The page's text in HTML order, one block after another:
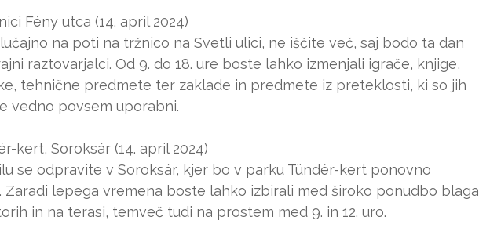
Fény utca (14. april 2024)
na poti na tržnico na Svetli ulici, ne iščite več, saj bodo ta dan
raztovarjalci. Od 9. do 18. ure boste lahko izmenjali igrače, knjige,
tehnične predmete ter zaklade in predmete iz preteklosti, ki so jih
vedno povsem uporabni.
kert, Soroksár (14. april 2024)
se odpravite v Soroksár, kjer bo v parku Tündér-kert ponovno
Zaradi lepega vremena boste lahko izbirali med široko ponudbo blaga
in na terasi, temveč tudi na prostem med 9. in 12. uro.